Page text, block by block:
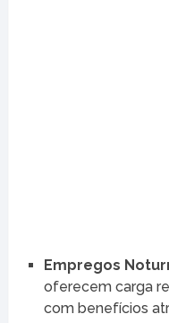
Empregos
oferecem carga
com benefícios